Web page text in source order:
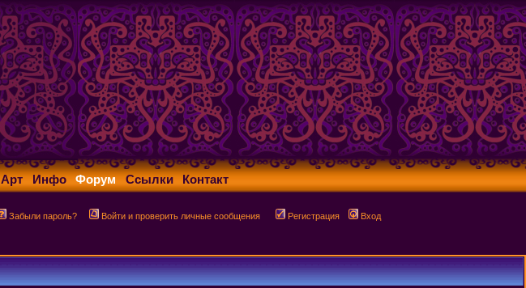
Арт Инфо Форум Ссылки Контакт
Забыли пароль? Войти и проверить личные сообщения Регистрация Вход